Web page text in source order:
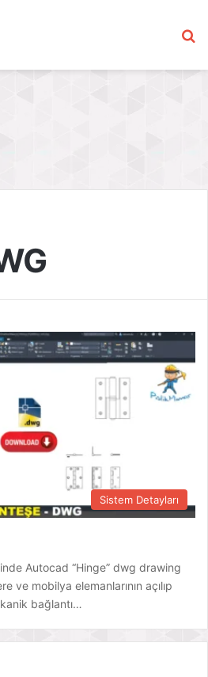
Sistem Detayları
Autocad “Hinge” dwg drawing
ve mobilya elemanlarının açılıp
bağlantı…